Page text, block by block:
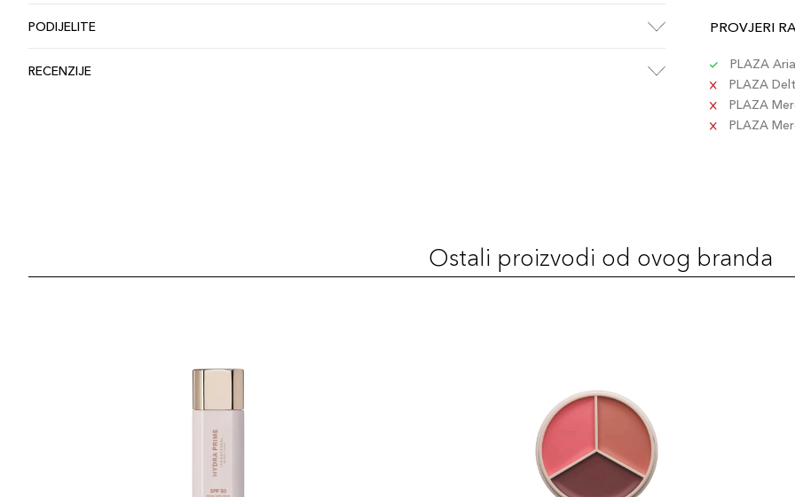
PODIJELITE
RECENZIJE
PROVJERI
PLAZA
PLAZA
PLAZA
PLAZA
Ostali proizvodi od ovog branda